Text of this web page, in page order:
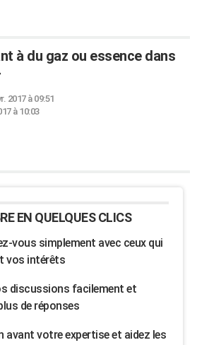
à du gaz ou essence dans
2017 à 09:51
à 10:03
EN QUELQUES CLICS
vous simplement avec ceux qui
vos intérêts
discussions facilement et
de réponses
avant votre expertise et aidez les